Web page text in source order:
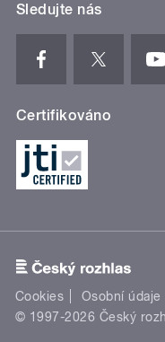
Sledujte nás
Certifikováno
Cookies Osobní údaje
© 1997-2026 Český